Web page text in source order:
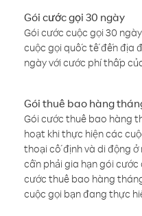
Gói cước gọi 30 ngày
Gói cước cuộc gọi 30
cuộc gọi quốc tế đến địa
ngày với cước phí thấp
Gói thuê bao hàng
Gói cước thuê bao hàng
hoạt khi thực hiện các
thoại cố định và di động
cần phải gia hạn gói
cước thuê bao hàng
cuộc gọi bạn đang thực